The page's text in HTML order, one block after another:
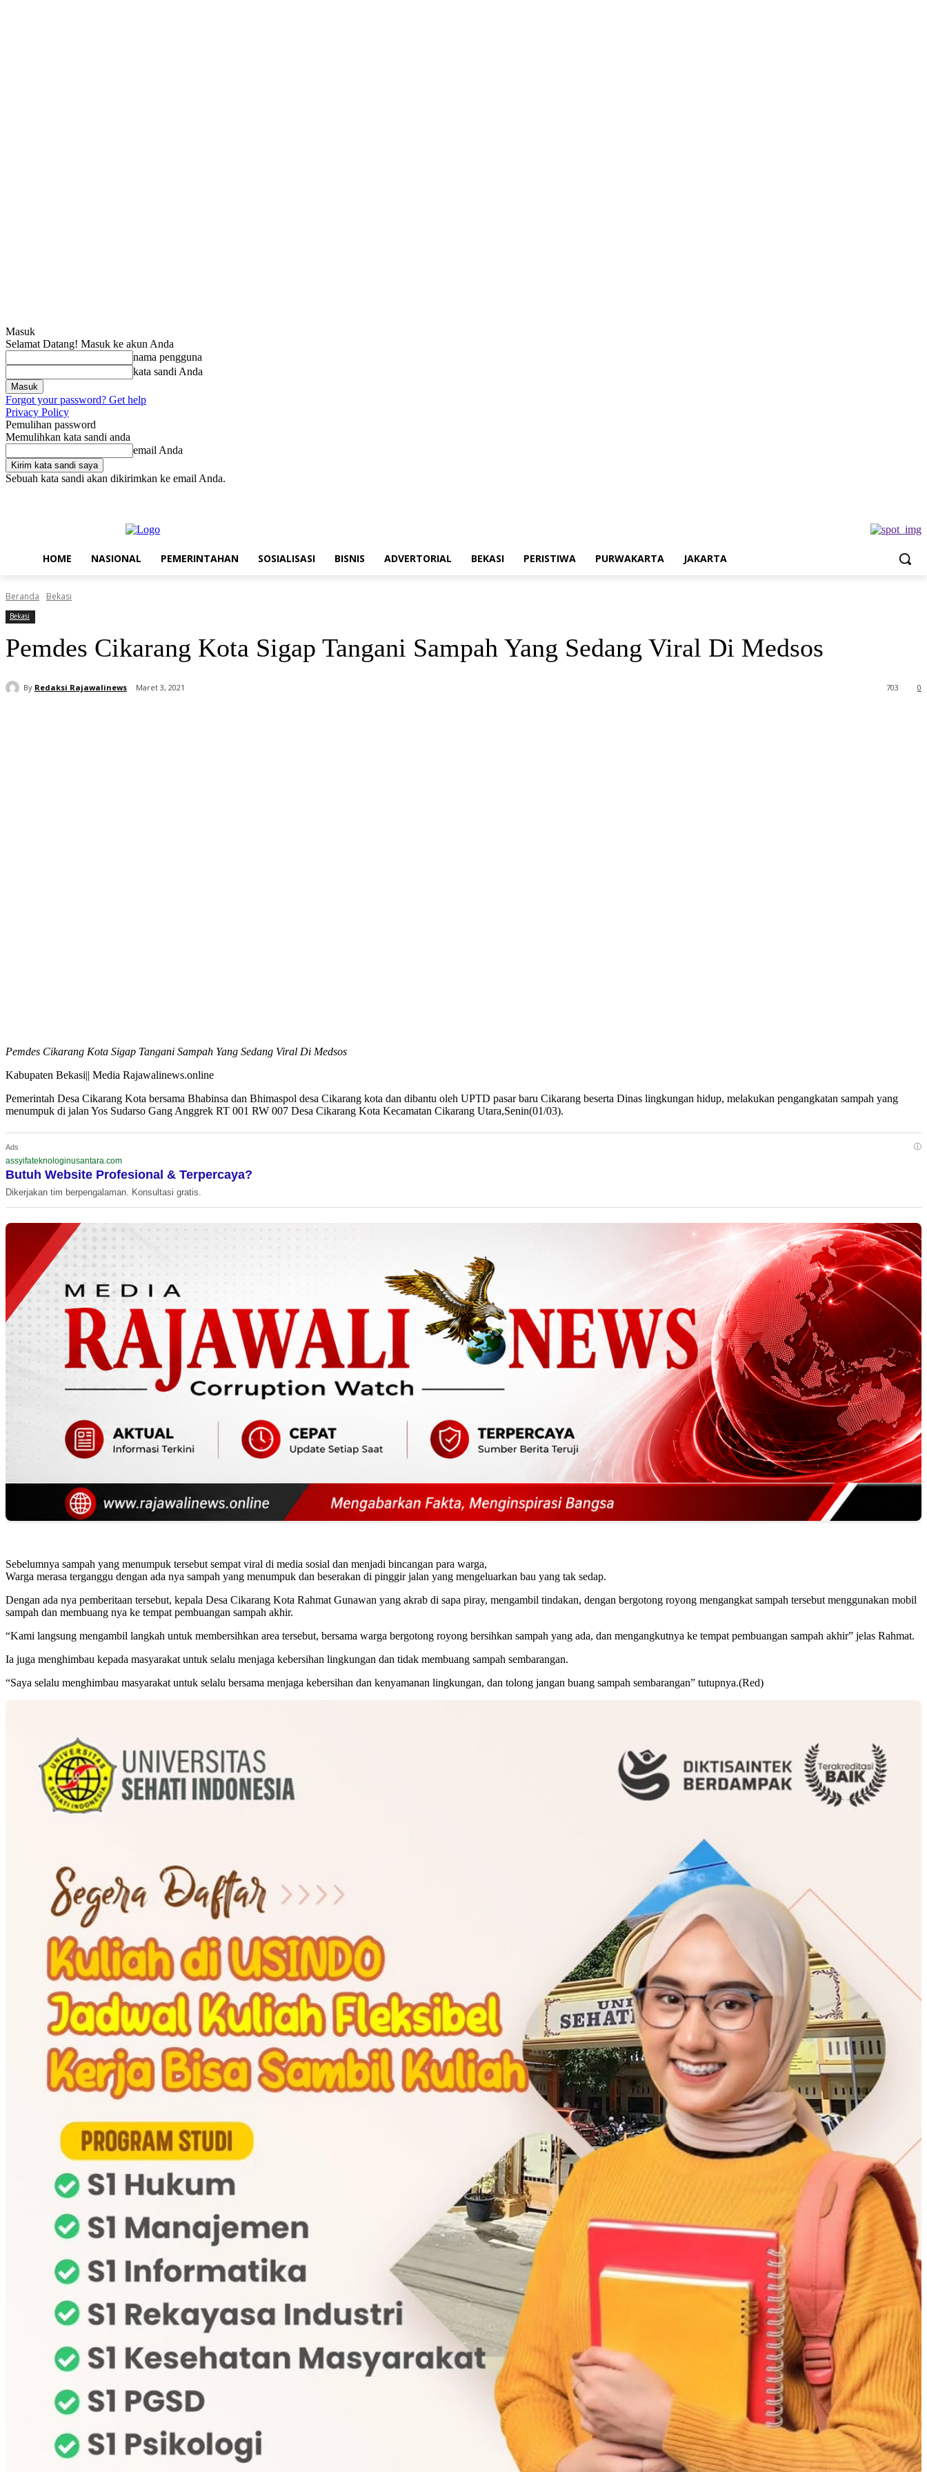
Masuk
Selamat Datang! Masuk ke akun Anda
nama pengguna
kata sandi Anda
Forgot your password? Get help
Privacy Policy
Pemulihan password
Memulihkan kata sandi anda
email Anda
Sebuah kata sandi akan dikirimkan ke email Anda.
HOME NASIONAL PEMERINTAHAN SOSIALISASI BISNIS ADVERTORIAL BEKASI PERISTIWA PURWAKARTA JAKARTA
Beranda Bekasi
Bekasi
Pemdes Cikarang Kota Sigap Tangani Sampah Yang Sedang Viral Di Medsos
By Redaksi Rajawalinews Maret 3, 2021 0
703
Pemdes Cikarang Kota Sigap Tangani Sampah Yang Sedang Viral Di Medsos
Kabupaten Bekasi|| Media Rajawalinews.online
Pemerintah Desa Cikarang Kota bersama Bhabinsa dan Bhimaspol desa Cikarang kota dan dibantu oleh UPTD pasar baru Cikarang beserta Dinas lingkungan hidup, melakukan pengangkatan sampah yang
menumpuk di jalan Yos Sudarso Gang Anggrek RT 001 RW 007 Desa Cikarang Kota Kecamatan Cikarang Utara,Senin(01/03).
Ads ⓘ
assyifateknologinusantara.com
Butuh Website Profesional & Terpercaya?
Dikerjakan tim berpengalaman. Konsultasi gratis.
Sebelumnya sampah yang menumpuk tersebut sempat viral di media sosial dan menjadi bincangan para warga,
Warga merasa terganggu dengan ada nya sampah yang menumpuk dan beserakan di pinggir jalan yang mengeluarkan bau yang tak sedap.
Dengan ada nya pemberitaan tersebut, kepala Desa Cikarang Kota Rahmat Gunawan yang akrab di sapa piray, mengambil tindakan, dengan bergotong royong mengangkat sampah tersebut menggunakan mobil
sampah dan membuang nya ke tempat pembuangan sampah akhir.
“Kami langsung mengambil langkah untuk membersihkan area tersebut, bersama warga bergotong royong bersihkan sampah yang ada, dan mengangkutnya ke tempat pembuangan sampah akhir” jelas Rahmat.
Ia juga menghimbau kepada masyarakat untuk selalu menjaga kebersihan lingkungan dan tidak membuang sampah sembarangan.
“Saya selalu menghimbau masyarakat untuk selalu bersama menjaga kebersihan dan kenyamanan lingkungan, dan tolong jangan buang sampah sembarangan” tutupnya.(Red)